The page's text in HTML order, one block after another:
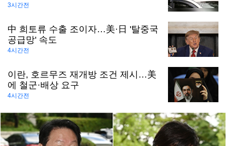
3시간전
中 희토류 수출 조이자…美·日 '탈중국
공급망' 속도
4시간전
이란, 호르무즈 재개방 조건 제시…美
에 철군·배상 요구
4시간전